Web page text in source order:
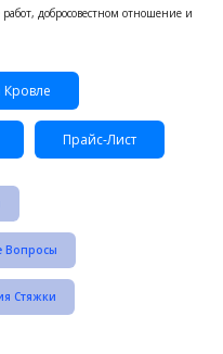
добросовестном отношение и
Кровле
Прайс-Лист
Вопросы
Стяжки